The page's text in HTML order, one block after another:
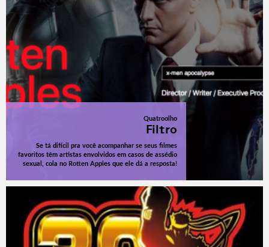
Quatroolho
Filtro
Se tá difícil pra você acompanhar se seus filmes
favoritos têm artistas envolvidos em casos de assédio
sexual, cola no Rotten Apples que ele dá a resposta!